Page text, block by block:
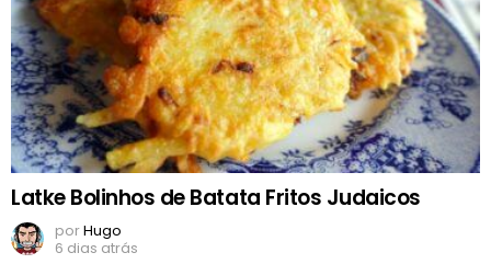
Latke Bolinhos de Batata Fritos Judaicos
porHugo
6 dias atrás